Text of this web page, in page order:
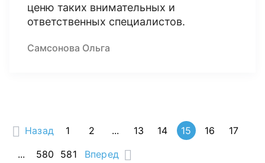
ценю таких внимательных и
ответственных специалистов.
Самсонова Ольга
Назад 1 2 ... 13 14 15 16
17
...
580 581 Вперед